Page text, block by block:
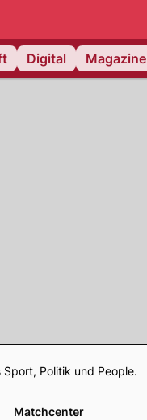
Digital Magazine
Politik und People.
Matchcenter